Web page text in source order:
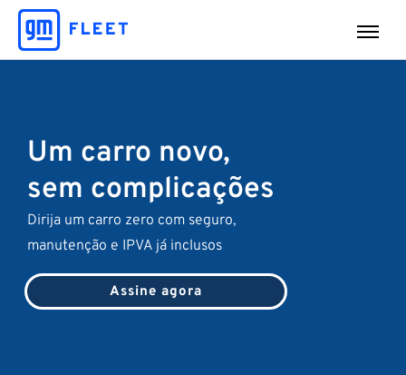
Um carro novo,
sem complicações
Dirija um carro zero com seguro,
manutenção e IPVA já inclusos
Assine agora